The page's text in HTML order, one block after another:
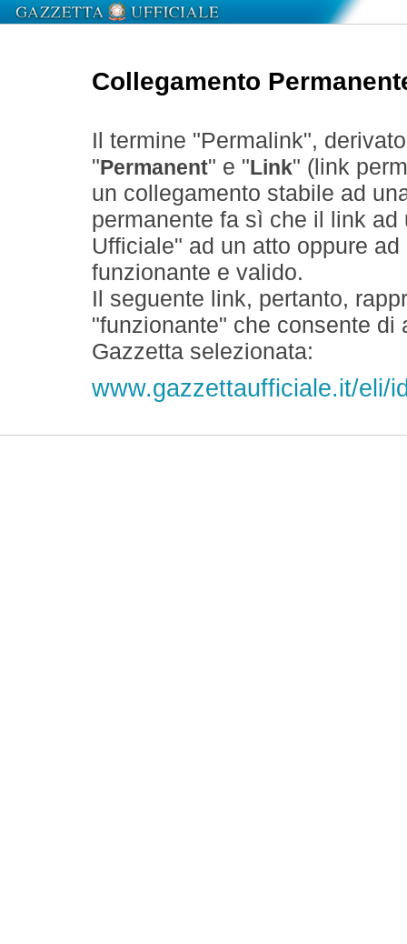
Collegamento
Il termine "Permalink",
" Permanent" e " Link" (link
un collegamento stabile ad
permanente fa sì che il link
Ufficiale" ad un atto oppure
funzionante e valido.
Il seguente link, pertanto,
"funzionante" che consente
Gazzetta selezionata:
www.gazzettaufficiale.it/eli/